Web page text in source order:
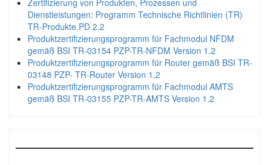
Zertifizierung von Produkten, Prozessen und
Dienstleistungen: Programm Technische Richtlinien (TR)
TR-Produkte.PD 2.2
Produktzertifizierungsprogramm für Fachmodul NFDM
gemäß BSI TR-03154 PZP-TR-NFDM Version 1.2
Produktzertifizierungsprogramm für Router gemäß BSI TR-
03148 PZP- TR-Router Version 1.2
Produktzertifizierungsprogramm für Fachmodul AMTS
gemäß BSI TR-03155 PZP-TR-AMTS Version 1.2